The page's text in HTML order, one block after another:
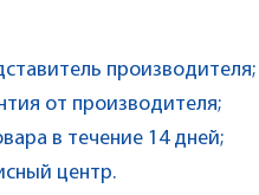
производителя;
от производителя;
в течение 14 дней;
центр.